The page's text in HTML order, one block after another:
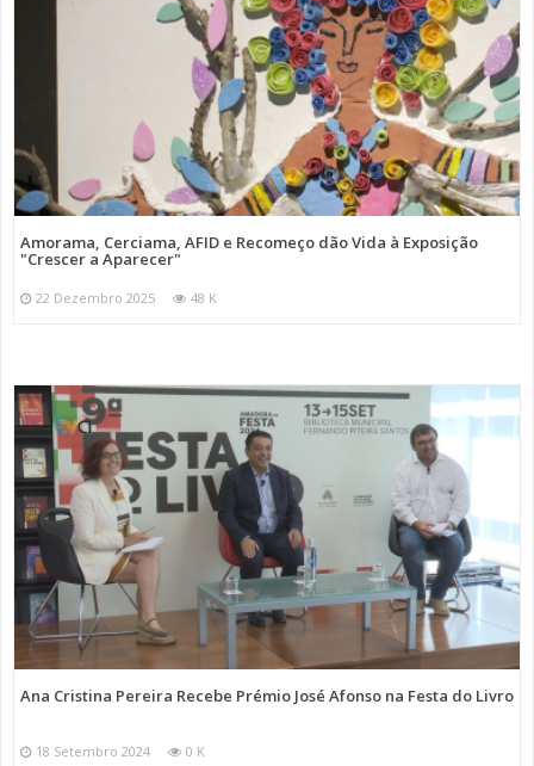
Amorama, Cerciama, AFID e Recomeço dão Vida à Exposição
"Crescer a Aparecer"
22 Dezembro 2025 48 K
Ana Cristina Pereira Recebe Prémio José Afonso na Festa do Livro
18 Setembro 2024 0 K